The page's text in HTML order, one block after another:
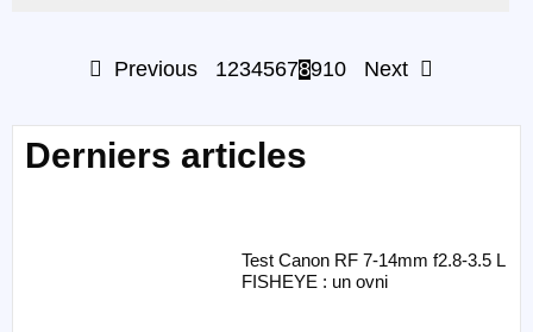
Previous 12345678910 Next
Derniers articles
Test Canon RF 7-14mm f2.8-3.5 L
FISHEYE : un ovni